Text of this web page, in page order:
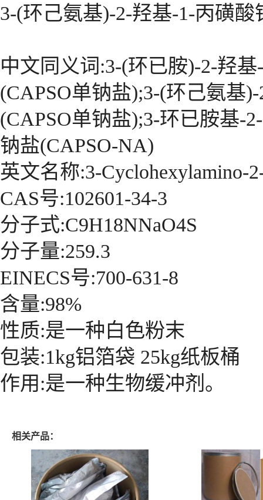
3-(环己氨基)-2-羟基-1-丙磺酸
中文同义词:3-(环已胺)-2-羟
(CAPSO单钠盐);3-(环己氨基
(CAPSO单钠盐);3-环已胺基-
钠盐(CAPSO-NA)
英文名称:3-Cyclohexylamino-
CAS号:102601-34-3
分子式:C9H18NNaO4S
分子量:259.3
EINECS号:700-631-8
含量:98%
性质:是一种白色粉末
包装:1kg铝箔袋 25kg纸板桶
作用:是一种生物缓冲剂。
相关产品：